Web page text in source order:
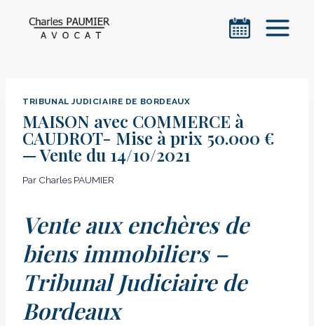
TRIBUNAL JUDICIAIRE DE BORDEAUX
MAISON avec COMMERCE à
CAUDROT- Mise à prix 50.000 €
— Vente du 14/10/2021
Par Charles PAUMIER
Vente aux enchères de
biens immobiliers –
Tribunal Judiciaire de
Bordeaux